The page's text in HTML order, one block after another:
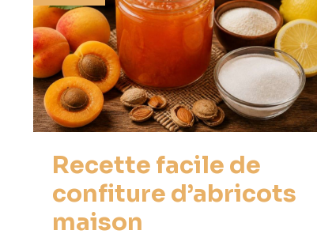
Recette facile de
confiture d’abricots
maison